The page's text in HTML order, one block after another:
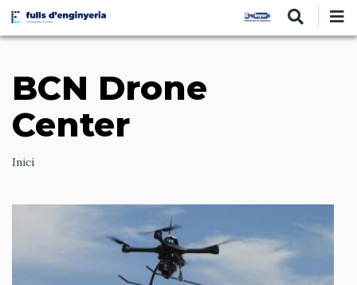
Vés
contingut
BCN Drone
Center
Ruta
navegació
Inici